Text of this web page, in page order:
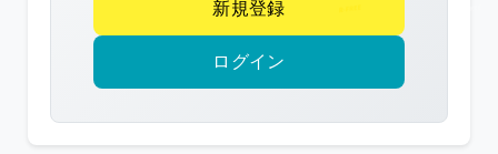
作
権
護
新規登録
ログイン